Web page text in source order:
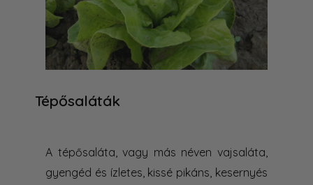
Tépősaláták
A tépősaláta, vagy más néven vajsaláta,
gyengéd és ízletes, kissé pikáns, kesernyés